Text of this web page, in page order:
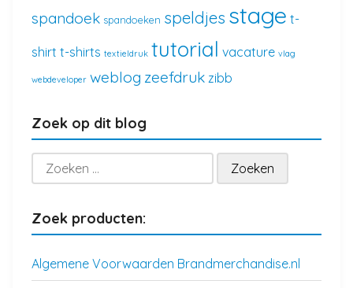
spandoek spandoeken speldjes stage t-
shirt t-shirts textieldruk tutorial vacature vlag
webdeveloper weblog zeefdruk zibb
Zoek op dit blog
Zoeken
naar:
Zoek producten:
Algemene Voorwaarden Brandmerchandise.nl